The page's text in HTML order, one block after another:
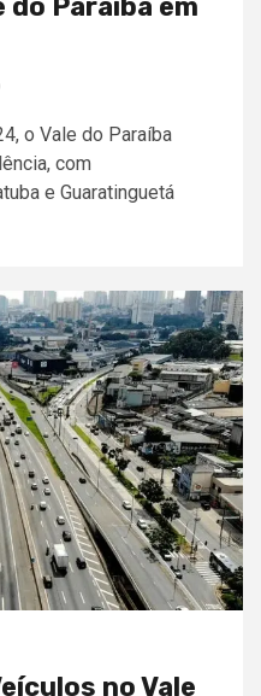
do Paraíba em
o Vale do Paraíba
com
e Guaratinguetá
no Vale